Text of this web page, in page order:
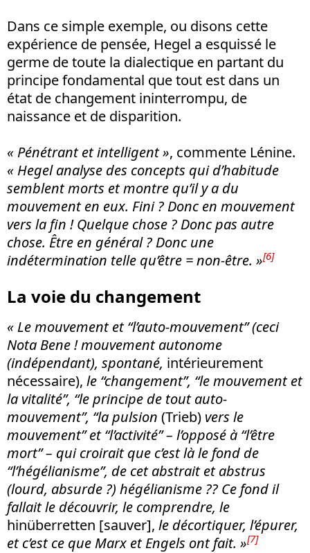
Dans ce simple exemple, ou disons cette
expérience de pensée, Hegel a esquissé le
germe de toute la dialectique en partant du
principe fondamental que tout est dans un
état de changement ininterrompu, de
naissance et de disparition.
« Pénétrant et intelligent », commente Lénine.
« Hegel analyse des concepts qui d’habitude
semblent morts et montre qu’il y a du
mouvement en eux. Fini ? Donc en mouvement
vers la fin ! Quelque chose ? Donc pas autre
chose. Être en général ? Donc une
indétermination telle qu’être = non-être. »[6]
La voie du changement
« Le mouvement et “l’auto-mouvement” (ceci
Nota Bene ! mouvement autonome
(indépendant), spontané, intérieurement
nécessaire), le “changement”, “le mouvement et
la vitalité”, “le principe de tout auto-
mouvement”, “la pulsion (Trieb) vers le
mouvement” et “l’activité” – l’opposé à “l’être
mort” – qui croirait que c’est là le fond de
“l’hégélianisme”, de cet abstrait et abstrus
(lourd, absurde ?) hégélianisme ?? Ce fond il
fallait le découvrir, le comprendre, le
hinüberretten [sauver], le décortiquer, l’épurer,
et c’est ce que Marx et Engels ont fait. »[7]